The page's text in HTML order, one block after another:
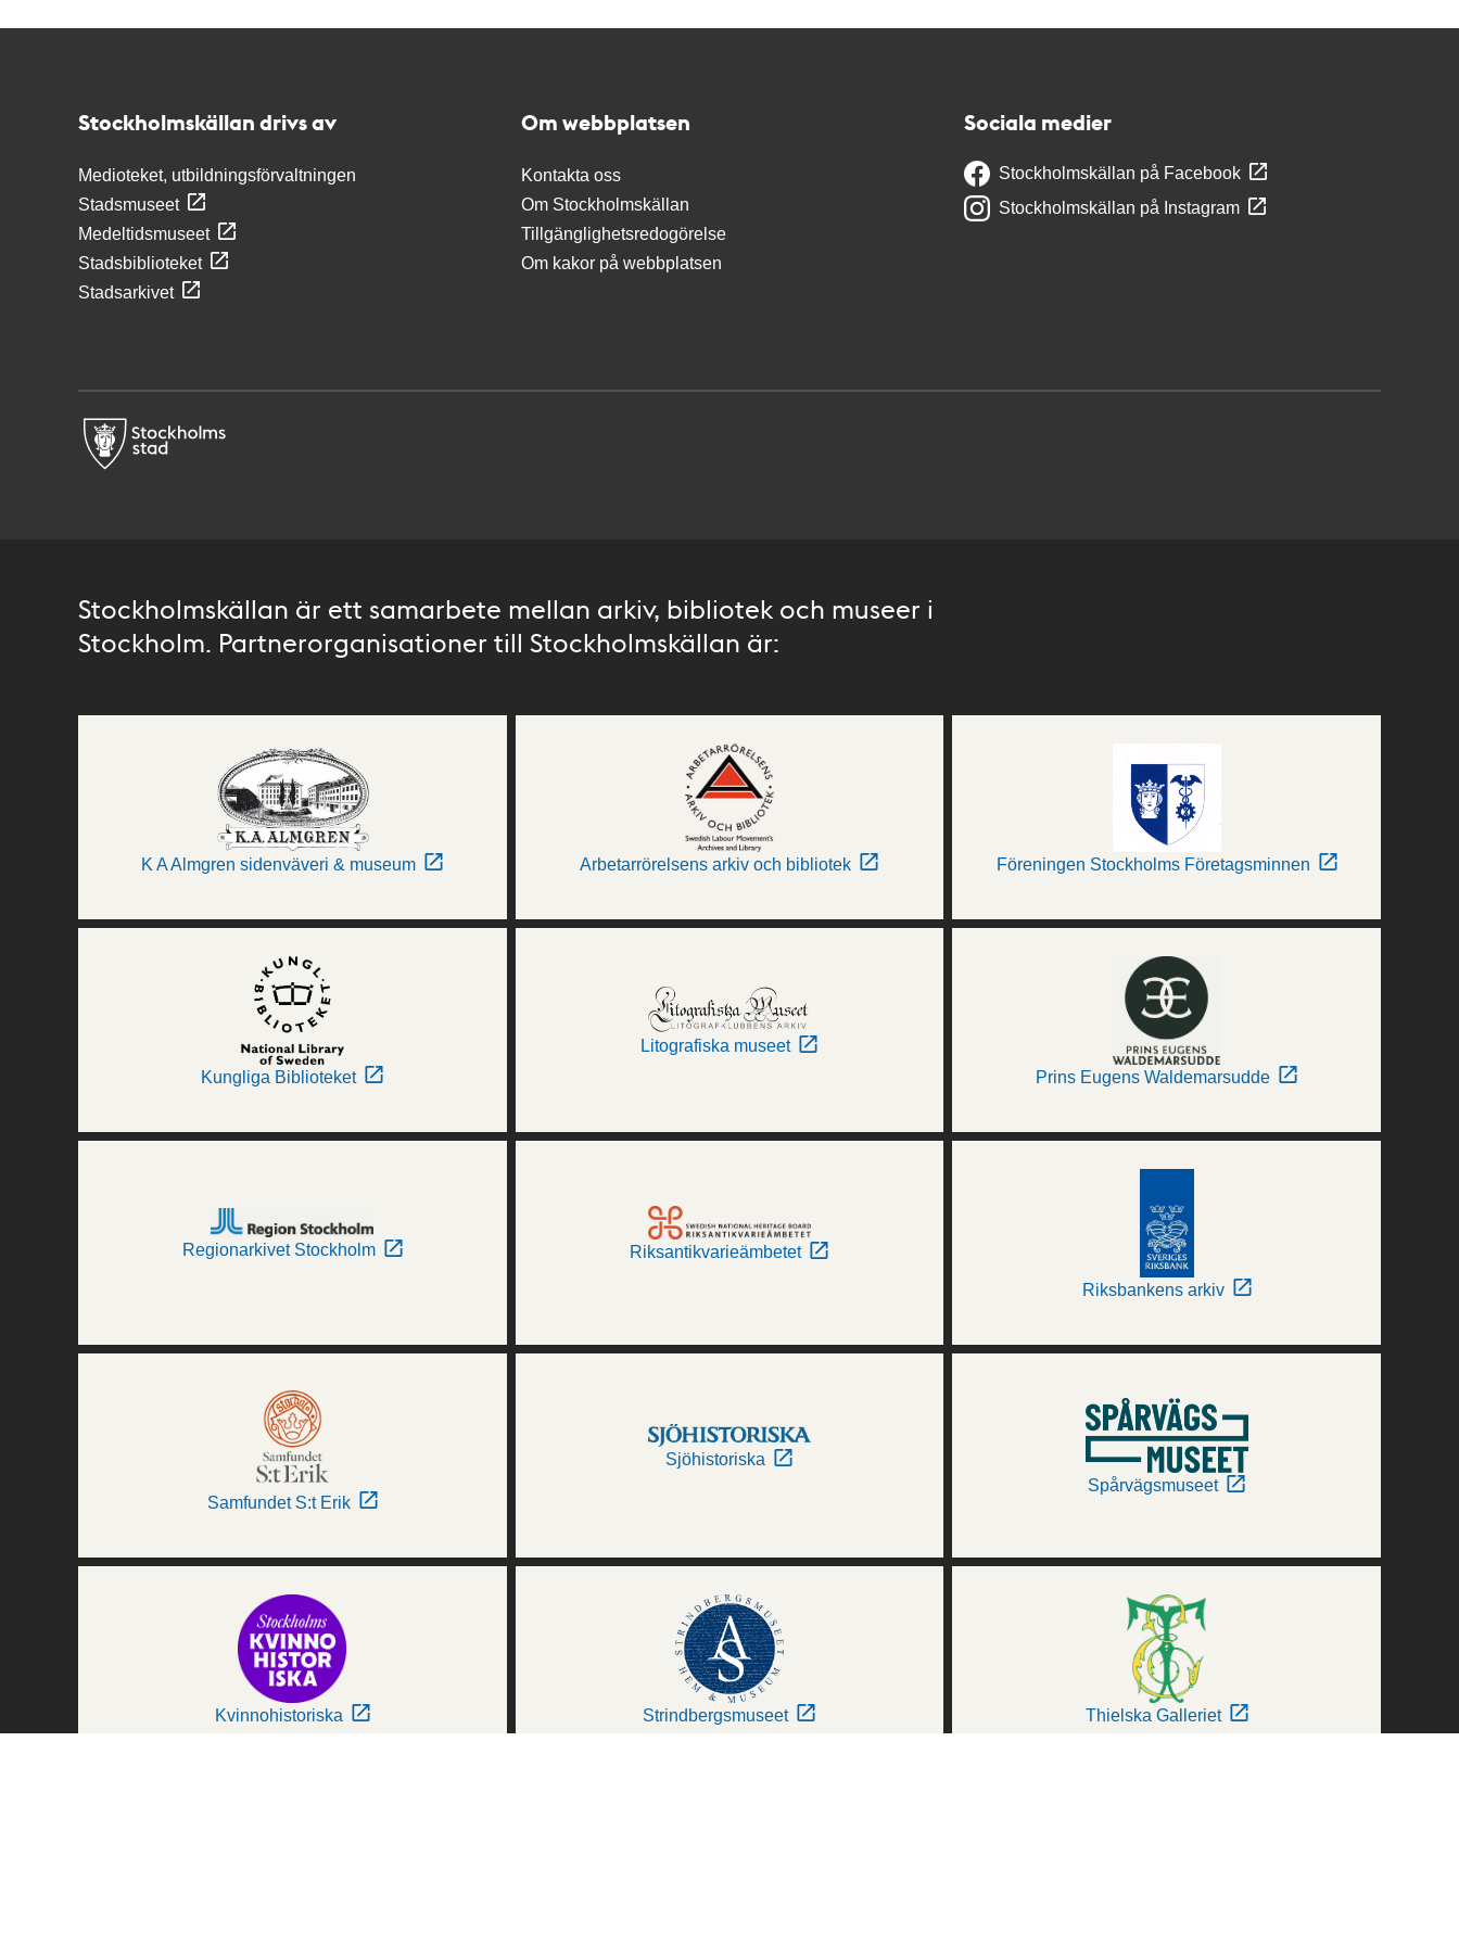
Stockholmskällan drivs av
Medioteket, utbildningsförvaltningen
Stadsmuseet
Medeltidsmuseet
Stadsbiblioteket
Stadsarkivet
Om webbplatsen
Kontakta oss
Om Stockholmskällan
Tillgänglighetsredogörelse
Om kakor på webbplatsen
Sociala medier
Stockholmskällan på Facebook
Stockholmskällan på Instagram
Stockholmskällan är ett samarbete mellan arkiv, bibliotek och museer i
Stockholm. Partnerorganisationer till Stockholmskällan är:
K A Almgren sidenväveri & museum Arbetarrörelsens arkiv och bibliotek Föreningen Stockholms Företagsminnen
Kungliga Biblioteket
Litografiska museet
Prins Eugens Waldemarsudde
Regionarkivet Stockholm Riksantikvarieämbetet
Riksbankens arkiv
Samfundet S:t Erik
Sjöhistoriska
Spårvägsmuseet
Kvinnohistoriska Strindbergsmuseet Thielska Galleriet